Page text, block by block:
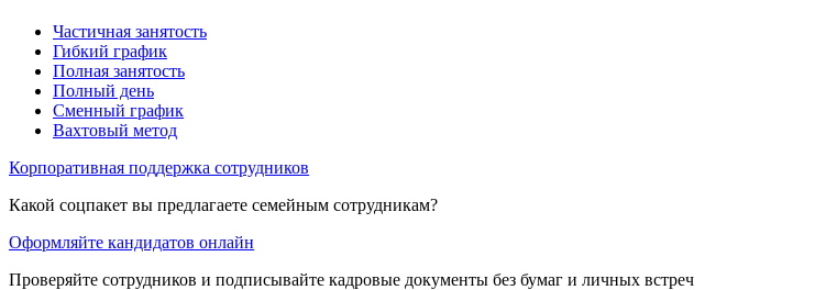
Частичная занятость
Гибкий график
Полная занятость
Полный день
Сменный график
Вахтовый метод
Корпоративная поддержка сотрудников
Какой соцпакет вы предлагаете семейным сотрудникам?
Оформляйте кандидатов онлайн
Проверяйте сотрудников и подписывайте кадровые документы без бумаг и личных встреч